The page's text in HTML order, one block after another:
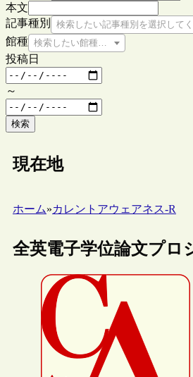
本文
記事種別
検索したい記事種別を選択して
館種 検索したい館種を選択してください
投稿日
～
検索
現在地
ホーム»カレントアウェアネス-R
全英電子学位論文プロ